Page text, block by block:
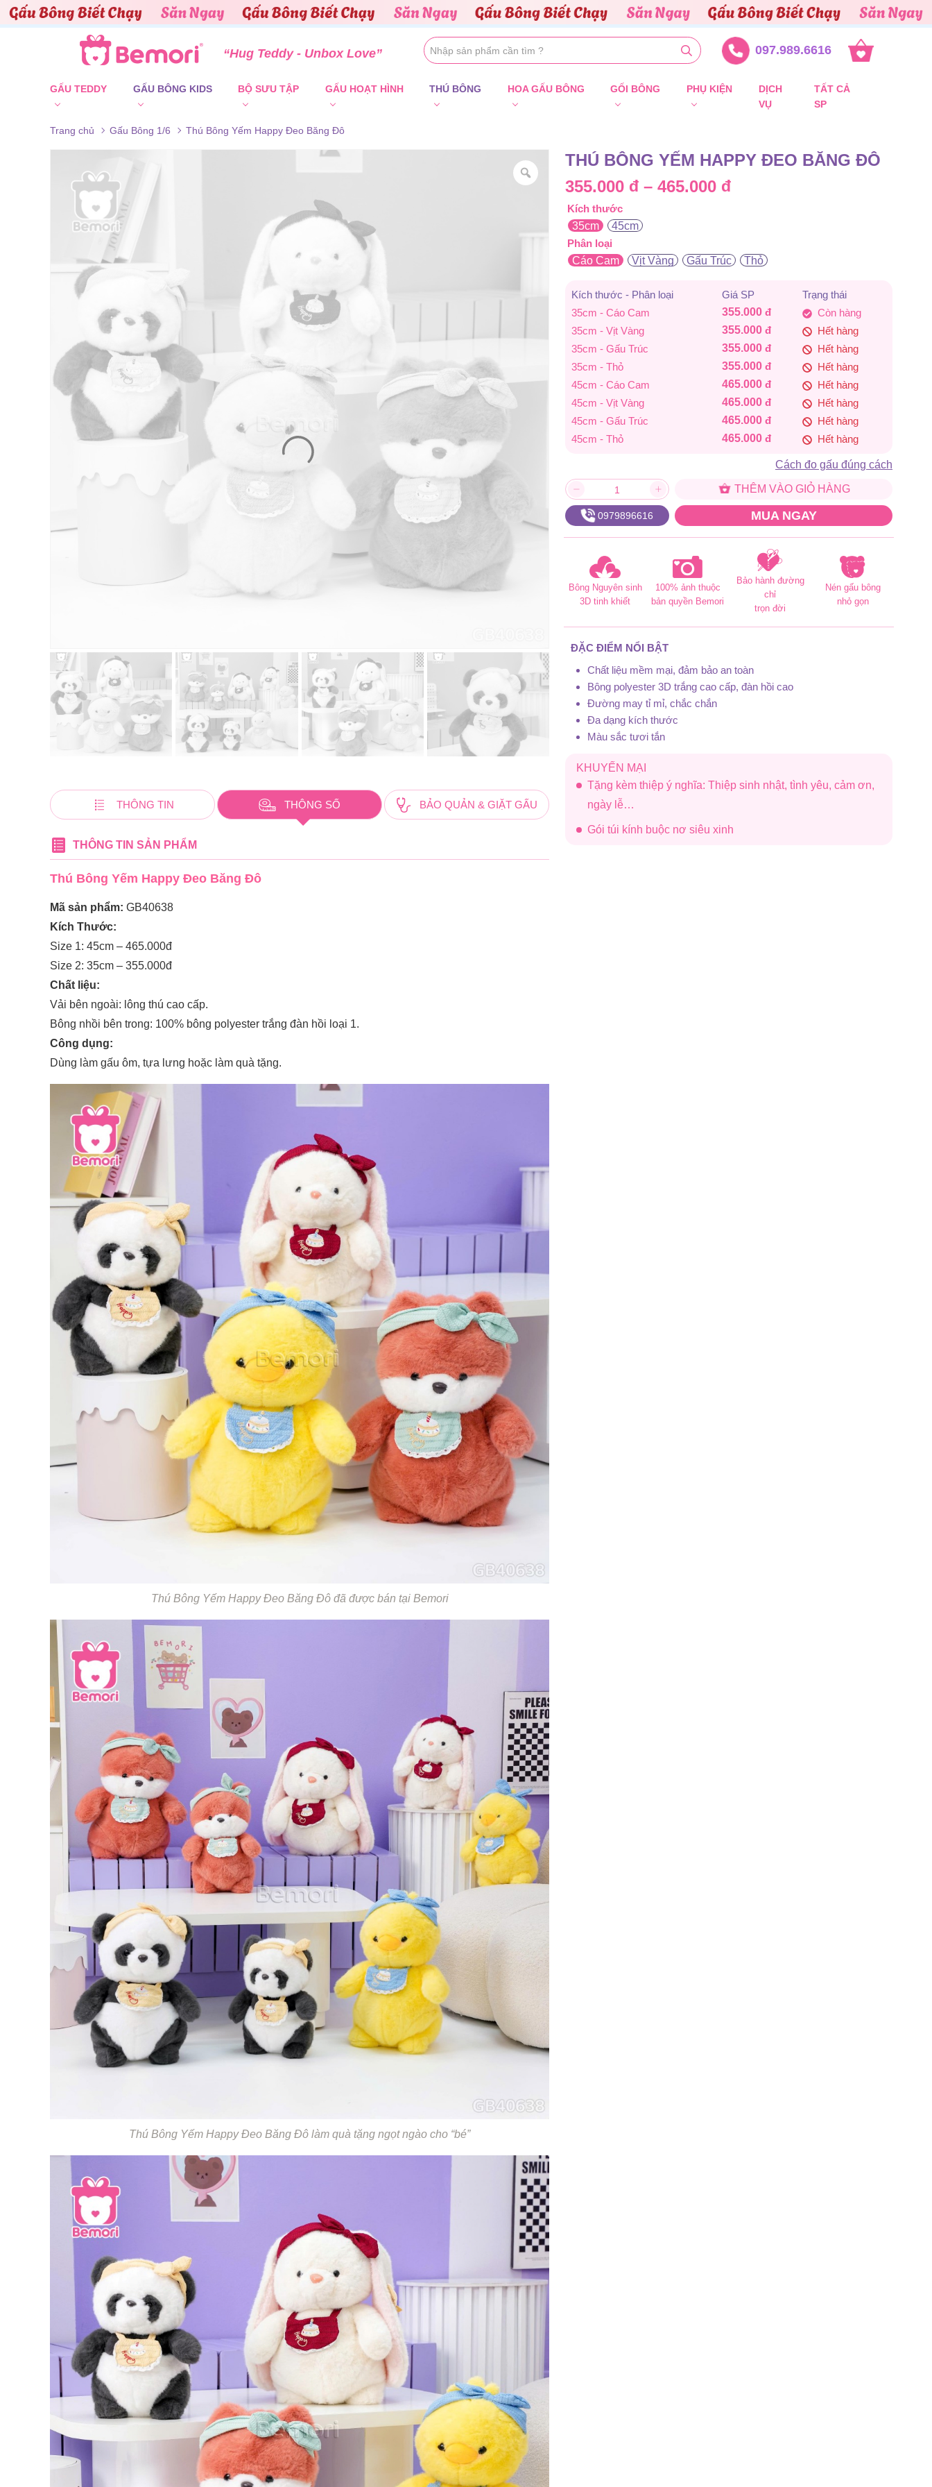
Skip to content
“Hug Teddy - Unbox Love” 097.989.6616
GẤU TEDDY GẤU BÔNG KIDS BỘ SƯU TẬP GẤU HOẠT HÌNH THÚ BÔNG HOA GẤU BÔNG GỐI BÔNG PHỤ KIỆN
DỊCH
VỤ
TẤT CẢ
SP
Trang chủ Gấu Bông 1/6 Thú Bông Yếm Happy Đeo Băng Đô
THÚ BÔNG YẾM HAPPY ĐEO BĂNG ĐÔ
355.000 đ – 465.000 đKhoảng
355.000 đ
đến
465.000 đ
Kích thước
35cm
45cm
Phân loại
Cáo Cam
Vịt Vàng Gấu Trúc Thỏ
Kích thước - Phân loại Giá SP
Trạng thái
35cm - Cáo Cam
355.000 đ
Còn hàng
35cm - Vịt Vàng
355.000 đ
Hết hàng
35cm - Gấu Trúc
355.000 đ
Hết hàng
35cm - Thỏ
355.000 đ
Hết hàng
45cm - Cáo Cam
465.000 đ
Hết hàng
45cm - Vịt Vàng
465.000 đ
Hết hàng
45cm - Gấu Trúc
465.000 đ
Hết hàng
45cm - Thỏ
465.000 đ Hết hàng
Cách đo gấu đúng cách
THÊM VÀO GIỎ HÀNG
0979896616 MUA NGAY
Bông Nguyên sinh
3D tinh khiết
100% ảnh thuộc
bản quyền Bemori
Bảo hành đường
chỉ
trọn đời
Nén gấu bông
nhỏ gọn
ĐẶC ĐIỂM NỔI BẬT
Chất liệu mềm mại, đảm bảo an toàn
Bông polyester 3D trắng cao cấp, đàn hồi cao
Đường may tỉ mỉ, chắc chắn
Đa dạng kích thước
Màu sắc tươi tắn
KHUYẾN MẠI
Tặng kèm thiệp ý nghĩa: Thiệp sinh nhật, tình yêu, cảm ơn,
ngày lễ…
Gói túi kính buộc nơ siêu xinh
THÔNG TIN THÔNG SỐ BẢO QUẢN & GIẶT GẤU
THÔNG TIN SẢN PHẨM
Thú Bông Yếm Happy Đeo Băng Đô
Mã sản phẩm: GB40638
Kích Thước:
Size 1: 45cm – 465.000đ
Size 2: 35cm – 355.000đ
Chất liệu:
Vải bên ngoài: lông thú cao cấp.
Bông nhồi bên trong: 100% bông polyester trắng đàn hồi loại 1.
Công dụng:
Dùng làm gấu ôm, tựa lưng hoặc làm quà tặng.
Thú Bông Yếm Happy Đeo Băng Đô đã được bán tại Bemori
Thú Bông Yếm Happy Đeo Băng Đô làm quà tặng ngọt ngào cho “bé”